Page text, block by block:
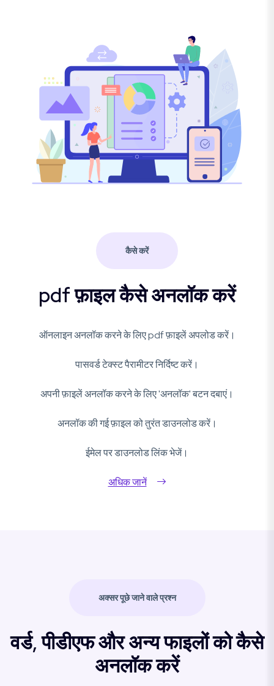
कैसे करें
pdf फ़ाइल कैसे अनलॉक करें
ऑनलाइन अनलॉक करने के लिए pdf फ़ाइलें अपलोड करें।
पासवर्ड टेक्स्ट पैरामीटर निर्दिष्ट करें।
अपनी फ़ाइलें अनलॉक करने के लिए 'अनलॉक' बटन दबाएं।
अनलॉक की गई फ़ाइल को तुरंत डाउनलोड करें।
ईमेल पर डाउनलोड लिंक भेजें।
अधिक जानें
अक्सर पूछे जाने वाले प्रश्न
वर्ड, पीडीएफ और अन्य फाइलों को कैसे
अनलॉक करें